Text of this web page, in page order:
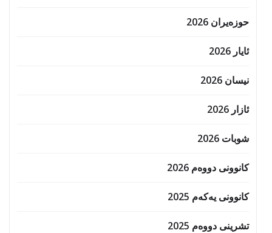
حوزه‌یران 2026
ئایار 2026
نیسان 2026
ئازار 2026
شوبات 2026
کانوونی دووەم 2026
کانوونی یەکەم 2025
تشرینی دووەم 2025